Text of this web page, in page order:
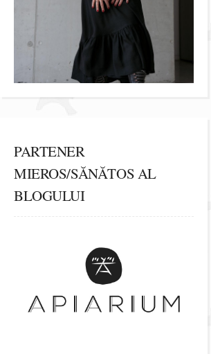
PARTENER
MIEROS/SĂNĂTOS AL
BLOGULUI